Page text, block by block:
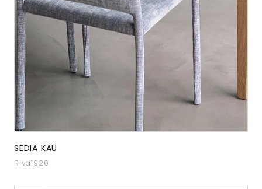
SEDIA KAU
Riva1920